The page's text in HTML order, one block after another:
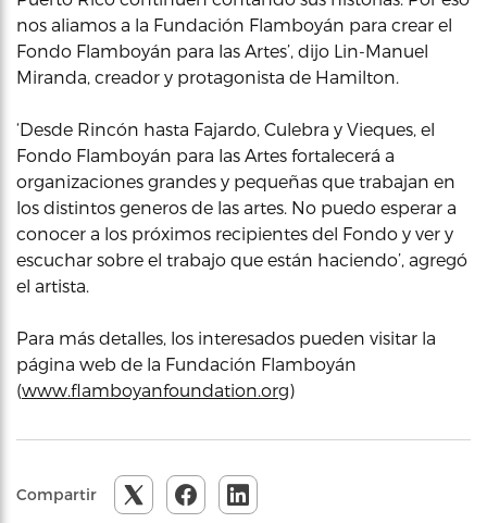
nos aliamos a la Fundación Flamboyán para crear el
Fondo Flamboyán para las Artes’, dijo Lin-Manuel
Miranda, creador y protagonista de Hamilton.
‘Desde Rincón hasta Fajardo, Culebra y Vieques, el
Fondo Flamboyán para las Artes fortalecerá a
organizaciones grandes y pequeñas que trabajan en
los distintos generos de las artes. No puedo esperar a
conocer a los próximos recipientes del Fondo y ver y
escuchar sobre el trabajo que están haciendo’, agregó
el artista.
Para más detalles, los interesados pueden visitar la
página web de la Fundación Flamboyán
(www.flamboyanfoundation.org)
Compartir